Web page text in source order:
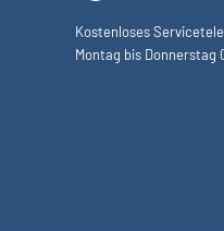
Kostenloses
Montag bis Donnerstag